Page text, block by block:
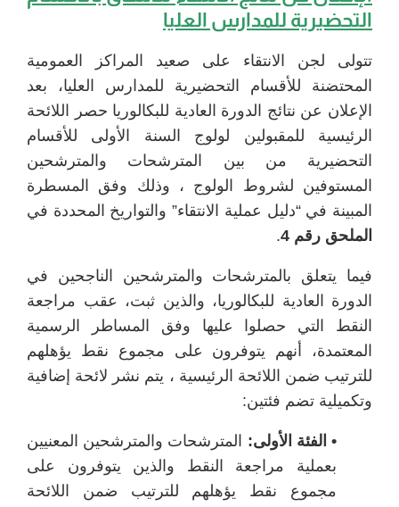
التحضيرية للمدارس العليا
تتولى لجن الانتقاء على صعيد المراكز العمومية
المحتضنة للأقسام التحضيرية للمدارس العليا، بعد
الإعلان عن نتائج الدورة العادية للبكالوريا حصر اللائحة
الرئيسية للمقبولين لولوج السنة الأولى للأقسام
التحضيرية من بين المترشحات والمترشحين
المستوفين لشروط الولوج ، وذلك وفق المسطرة
المبينة في “دليل عملية الانتقاء” والتواريخ المحددة في
الملحق رقم 4
.
فيما يتعلق بالمترشحات والمترشحين الناجحين في
الدورة العادية للبكالوريا، والذين ثبت، عقب مراجعة
النقط التي حصلوا عليها وفق المساطر الرسمية
المعتمدة، أنهم يتوفرون على مجموع نقط يؤهلهم
للترتيب ضمن اللائحة الرئيسية ، يتم نشر لائحة إضافية
وتكميلية تضم فئتين:
• الفئة الأولى: المترشحات والمترشحين المعنيين
بعملية مراجعة النقط والذين يتوفرون على
مجموع نقط يؤهلهم للترتيب ضمن اللائحة